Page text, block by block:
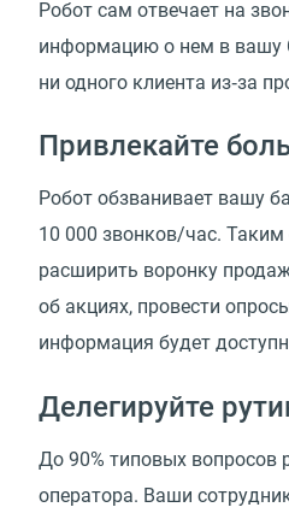
Робот сам отвечает на
информацию о нем в вашу
ни одного клиента из‑за
Привлекайте
Робот обзванивает вашу
10 000 звонков/час.
расширить воронку
об акциях, провести
информация будет
Делегируйте
До 90% типовых вопросов
оператора. Ваши